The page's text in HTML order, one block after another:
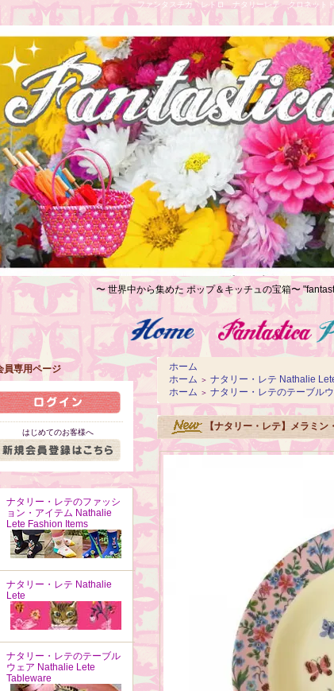
ファンタスチカ レトロ ナタリーレテ クロネット
〜 世界中から集めた ポップ＆キッチュの宝箱〜
員専用ページ
はじめてのお客様へ
ナタリー・レテのファッシ
ョン・アイテム Nathalie
Lete Fashion Items
ナタリー・レテ Nathalie
Lete
ナタリー・レテのテーブル
ウェア Nathalie Lete
Tableware
ホーム
ホーム ＞ ナタリー・レテ Nathalie
ホーム ＞ ナタリー・レテのテーブル
【ナタリー・レテ】メラミ